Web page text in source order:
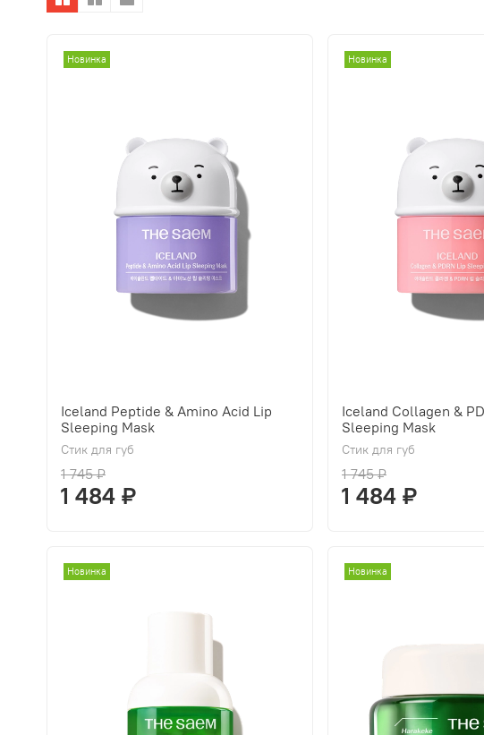
Новинка
Iceland Peptide & Amino Acid Lip
Sleeping Mask
Стик для губ
1 745 ₽
1 484 ₽
Новинка
Iceland Collagen &
Sleeping Mask
Стик для губ
1 745 ₽
1 484 ₽
Новинка Новинка